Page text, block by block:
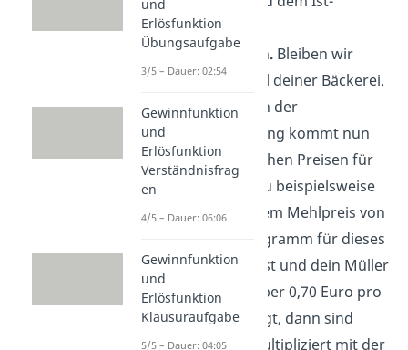
Einstandspreis für
Produktionswaren. Bleiben wir
doch beim Beispiel deiner Bäckerei.
Der Unterschied in der
Plankostenrechnung kommt nun
von unterschiedlichen Preisen für
das Mehl. Wenn du beispielsweise
im Voraus mit einem Mehlpreis von
0,50 Euro pro Kilogramm für dieses
Jahr gerechnet hast und dein Müller
seit diesem Jahr aber 0,70 Euro pro
Kilogramm verlangt, dann sind
diese 0,20 Euro multipliziert mit der
und
Erlösfunktion
Übungsaufgabe
3/5 – Dauer: 02:54
Gewinnfunktion
und
Erlösfunktion
Verständnisfrag
en
4/5 – Dauer: 06:06
Gewinnfunktion
und
Erlösfunktion
Klausuraufgabe
5/5 – Dauer: 04:05